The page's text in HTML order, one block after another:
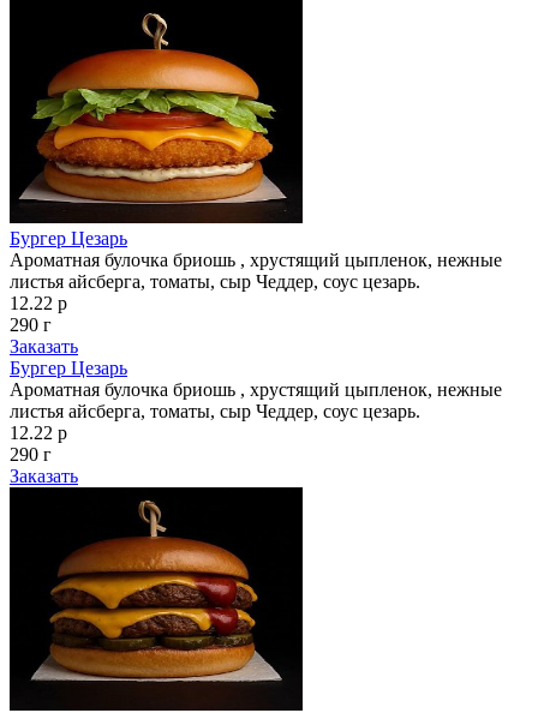
Бургер Цезарь
Ароматная булочка бриошь , хрустящий цыпленок, нежные
листья айсберга, томаты, сыр Чеддер, соус цезарь.
12.22 р
290 г
Заказать
Бургер Цезарь
Ароматная булочка бриошь , хрустящий цыпленок, нежные
листья айсберга, томаты, сыр Чеддер, соус цезарь.
12.22 р
290 г
Заказать